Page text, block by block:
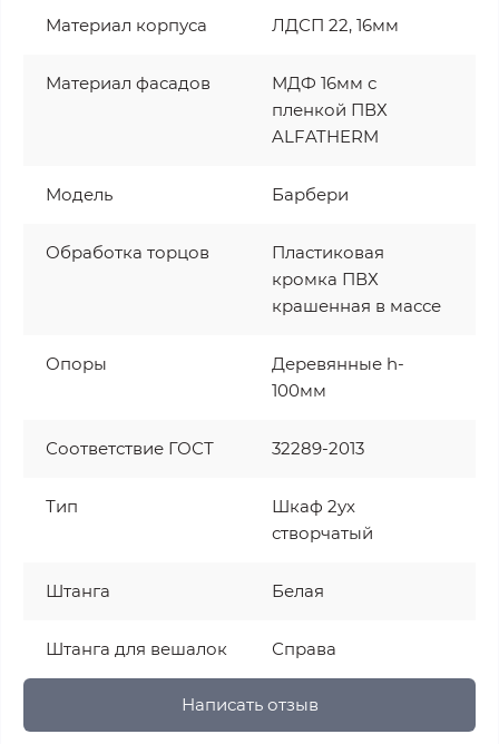
Материал корпуса ЛДСП 22, 16мм
Материал фасадов
МДФ 16мм с
пленкой ПВХ
ALFATHERM
Модель Барбери
Обработка торцов
Пластиковая
кромка ПВХ
крашенная в массе
Опоры
Деревянные h-
100мм
Соответствие ГОСТ 32289-2013
Тип
Шкаф 2ух
створчатый
Штанга Белая
Штанга для вешалок Справа
Написать отзыв